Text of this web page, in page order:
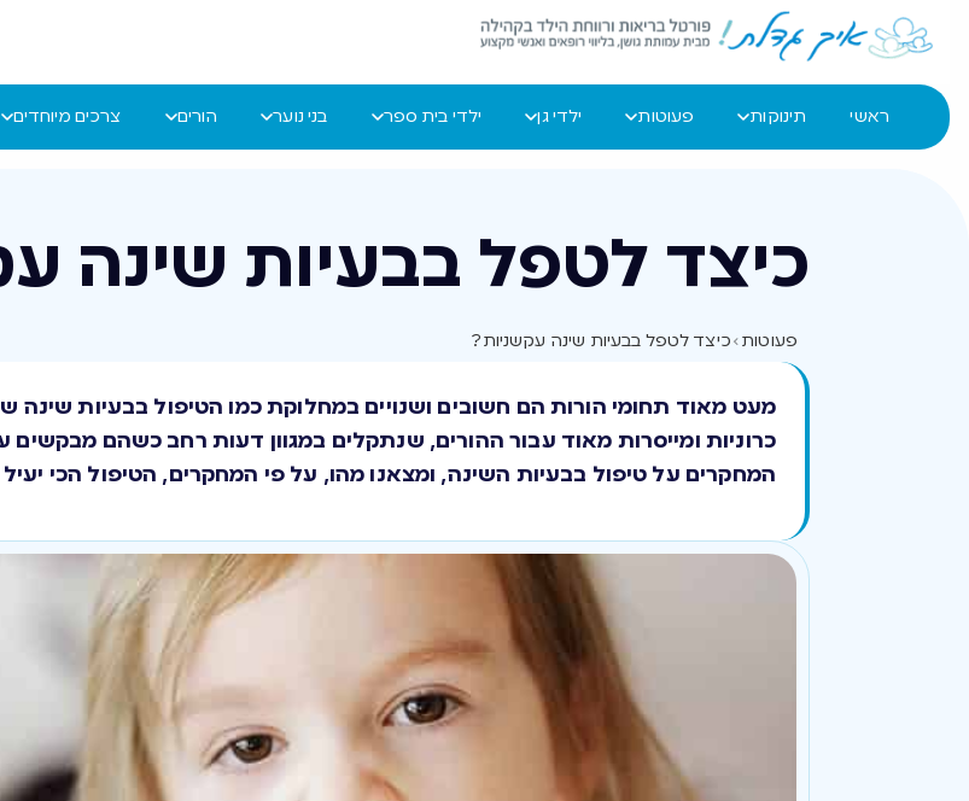
ראשי תינוקות פעוטות ילדי גן ילדי בית ספר בני נוער הורים צרכים מיוחדים
כיצד לטפל בבעיות שינה
פעוטות›כיצד לטפל בבעיות שינה עקשניות?
מעט מאוד תחומי הורות הם חשובים ושנויים במחלוקת כמו הטיפול בבעיות שינה
כרוניות ומייסרות מאוד עבור ההורים, שנתקלים במגוון דעות רחב כשהם מבקשים
המחקרים על טיפול בבעיות השינה, ומצאנו מהו, על פי המחקרים, הטיפול הכי יעיל